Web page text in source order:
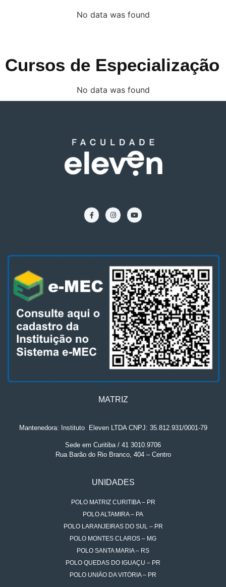
No data was found
Cursos de Especialização
No data was found
MATRIZ
Mantenedora: Instituto. Eleven LTDA CNPJ: 35.812.931/0001-79
Sede em Curitiba / 41 3010.9706
Rua Barão do Rio Branco, 404 – Centro
UNIDADES
POLO MATRIZ CURITIBA – PR
POLO ALTAMIRA – PA
POLO LARANJEIRAS DO SUL – PR
POLO MONTES CLAROS – MG
POLO SANTA MARIA – RS
POLO QUEDAS DO IGUAÇU – PR
POLO UNIÃO DA VITÓRIA – PR